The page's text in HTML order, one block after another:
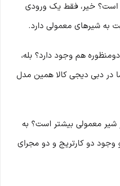
خیر، فقط یک ورودی
شیرهای معمولی دارد.
هم وجود دارد؟ بله،
در دبی دیجی کالا همین مدل
شیر معمولی بیشتر است؟ به
دو کارتریج و دو مجرای